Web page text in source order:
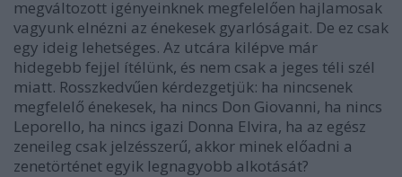
megváltozott igényeinknek megfelelően hajlamosak
vagyunk elnézni az énekesek gyarlóságait. De ez csak
egy ideig lehetséges. Az utcára kilépve már
hidegebb fejjel ítélünk, és nem csak a jeges téli szél
miatt. Rosszkedvűen kérdezgetjük: ha nincsenek
megfelelő énekesek, ha nincs Don Giovanni, ha nincs
Leporello, ha nincs igazi Donna Elvira, ha az egész
zeneileg csak jelzésszerű, akkor minek előadni a
zenetörténet egyik legnagyobb alkotását?